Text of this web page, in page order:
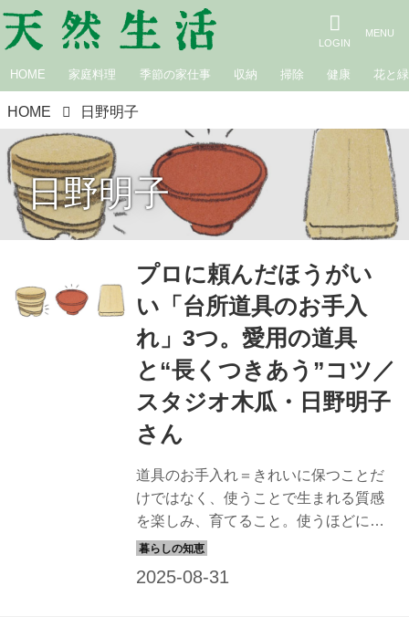
HOME 家庭料理 季節の家仕事 収納 掃除 健康 花と緑
HOME 日野明子
日野明子
プロに頼んだほうがい
い「台所道具のお手入
れ」3つ。愛用の道具
と“長くつきあう”コツ／
スタジオ木瓜・日野明子
さん
道具のお手入れ＝きれいに保つことだ
けではなく、使うことで生まれる質感
を楽しみ、育てること。使うほどにな
じんで風合いが増し、よりいっそう愛